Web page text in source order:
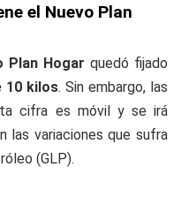
el Nuevo Plan
Plan Hogar quedó fijado
10 kilos. Sin embargo, las
cifra es móvil y se irá
las variaciones que sufra
(GLP).